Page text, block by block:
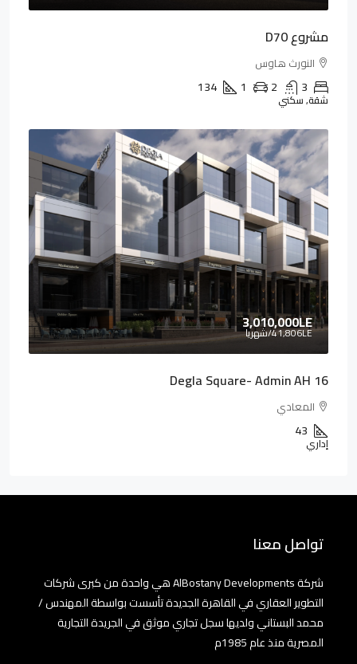
مشروع D70
النورث هاوس
3
2
1
134
شقة, سكني
3,010,000LE
41,806LE/شهريا
Degla Square- Admin AH 16
المعادي
43
إداري
تواصل معنا
شركة AlBostany Developments هي واحدة من كبرى شركات
التطوير العقاري في القاهرة الجديدة تأسست بواسطة المهندس /
محمد البستاني ولديها سجل تجاري موثق في الجريدة التجارية
المصرية منذ عام 1985م